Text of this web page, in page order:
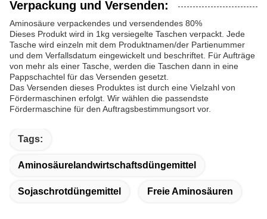
Verpackung und Versenden:
Aminosäure verpackendes und versendendes 80%
Dieses Produkt wird in 1kg versiegelte Taschen verpackt. Jede
Tasche wird einzeln mit dem Produktnamen/der Partienummer
und dem Verfallsdatum eingewickelt und beschriftet. Für Aufträge
von mehr als einer Tasche, werden die Taschen dann in eine
Pappschachtel für das Versenden gesetzt.
Das Versenden dieses Produktes ist durch eine Vielzahl von
Fördermaschinen erfolgt. Wir wählen die passendste
Fördermaschine für den Auftragsbestimmungsort vor.
Tags:
Aminosäurelandwirtschaftsdüngemittel
Sojaschrotdüngemittel Freie Aminosäuren